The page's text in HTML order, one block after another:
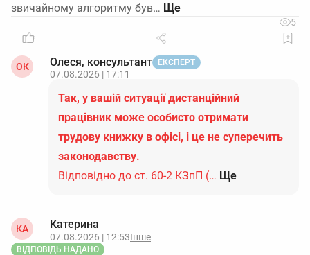
звичайному алгоритму був…
5
ОК Олеся, консультант ЕКСПЕРТ
07.08.2026 | 17:11
Так, у вашій ситуації дистанційний
працівник може особисто отримати
трудову книжку в офісі, і це не суперечить
законодавству.
Відповідно до ст. 60-2 КЗпП (… Ще
КА Катерина
07.08.2026 | 12:53Інше
ВІДПОВІДЬ НАДАНО